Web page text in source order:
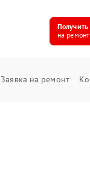
на
Заявка на ремонт